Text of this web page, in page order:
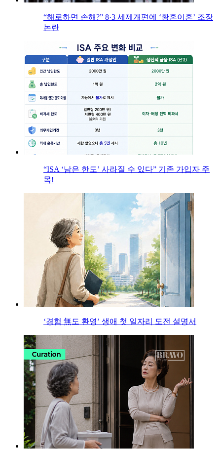
“해로하면 손해?” 8·3 세제개편에 ‘황혼이혼’ 조장
논란
“ISA ‘남은 한도’ 사라질 수 있다” 기존 가입자 주
목!
‘경험 無도 환영’ 생애 첫 일자리 도전 설명서